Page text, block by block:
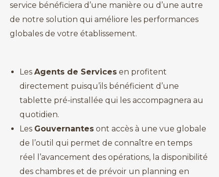
service bénéficiera d’une manière ou d’une autre
de notre solution qui améliore les performances
globales de votre établissement.
Les Agents de Services en profitent
directement puisqu’ils bénéficient d’une
tablette pré-installée qui les accompagnera au
quotidien.
Les Gouvernantes ont accès à une vue globale
de l’outil qui permet de connaître en temps
réel l’avancement des opérations, la disponibilité
des chambres et de prévoir un planning en